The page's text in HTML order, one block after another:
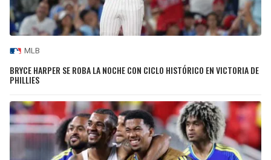
MLB
BRYCE HARPER SE ROBA LA NOCHE CON CICLO HISTÓRICO EN VICTORIA DE
PHILLIES